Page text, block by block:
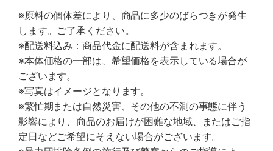
※原料の個体差により、商品に多少のばらつきが発生
します。ご了承ください。
※配送料込み：商品代金に配送料が含まれます。
※本体価格の一部は、希望価格を表示している場合が
ございます。
※写真はイメージとなります。
※繁忙期または自然災害、その他の不測の事態に伴う
影響により、商品のお届けが困難な地域、またはご指
定日などご希望にそえない場合がございます。